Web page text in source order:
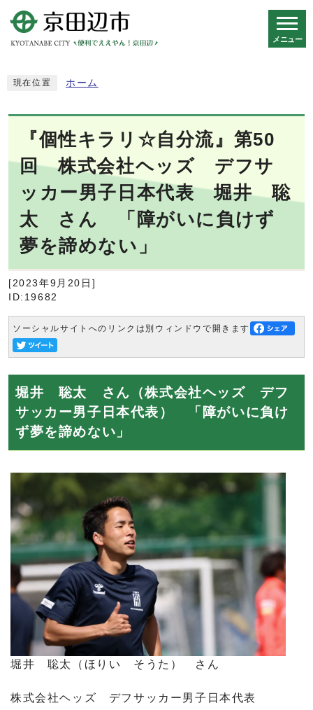
メニュー
現在位置 ホーム
『個性キラリ☆自分流』第50
回 株式会社ヘッズ デフサ
ッカー男子日本代表 堀井 聡
太 さん 「障がいに負けず
夢を諦めない」
[2023年9月20日]
ID:19682
ソーシャルサイトへのリンクは別ウィンドウで開きます
堀井 聡太 さん（株式会社ヘッズ デフ
サッカー男子日本代表） 「障がいに負け
ず夢を諦めない」
堀井 聡太（ほりい そうた） さん
株式会社ヘッズ デフサッカー男子日本代表